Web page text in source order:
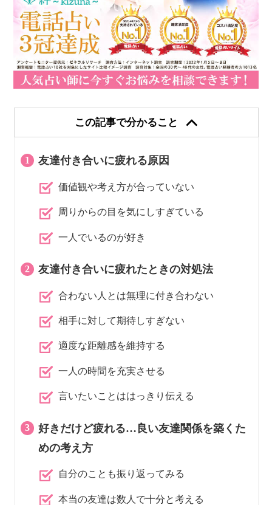
この記事で分かること
友達付き合いに疲れる原因
価値観や考え方が合っていない
周りからの目を気にしすぎている
一人でいるのが好き
友達付き合いに疲れたときの対処法
合わない人とは無理に付き合わない
相手に対して期待しすぎない
適度な距離感を維持する
一人の時間を充実させる
言いたいことははっきり伝える
好きだけど疲れる…良い友達関係を築くた
めの考え方
自分のことも振り返ってみる
本当の友達は数人で十分と考える